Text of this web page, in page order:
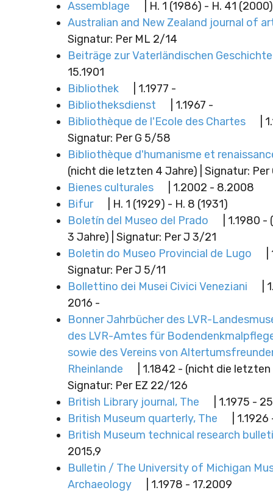
Assemblage
| H. 1 (1986) - H. 41 (2000)
Australian and New Zealand journal of
Signatur: Per ML 2/14
Beiträge zur Vaterländischen Geschichte
15.1901
Bibliothek
| 1.1977 -
Bibliotheksdienst
| 1.1967 -
Bibliothèque de l'Ecole des Chartes
|
Signatur: Per G 5/58
Bibliothèque d'humanisme et
(nicht die letzten 4 Jahre) | Signatur: Per
Bienes culturales
| 1.2002 - 8.2008
Bifur
| H. 1 (1929) - H. 8 (1931)
Boletín del Museo del Prado
| 1.1980
3 Jahre) | Signatur: Per J 3/21
Boletin do Museo Provincial de Lugo
Signatur: Per J 5/11
Bollettino dei Musei Civici Veneziani
|
2016 -
Bonner Jahrbücher des LVR-
des LVR-Amtes für
sowie des Vereins von
Rheinlande
| 1.1842 - (nicht die
Signatur: Per EZ 22/126
British Library journal, The
| 1.1975 -
British Museum quarterly, The
|
British Museum technical research
2015,9
Bulletin / The University of Michigan
Archaeology
| 1.1978 - 17.2009